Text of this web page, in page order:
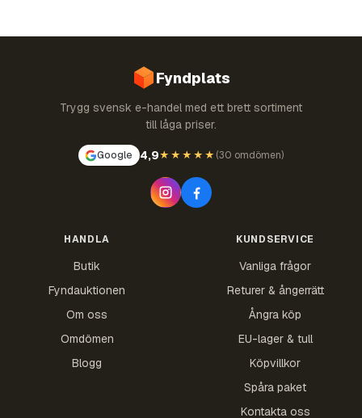
Fyndplats
Trygg svensk e-handel med ett brett sortiment
till låga priser.
Google 4,9★★★★★ (30 omdömen)
HANDLA
Butik
Fyndauktionen
Om oss
Omdömen
Blogg
KUNDSERVICE
Vanliga frågor
Returer & ångerrätt
Ångra köp
EU-lager & tull
Köpvillkor
Spåra paket
Kontakta oss